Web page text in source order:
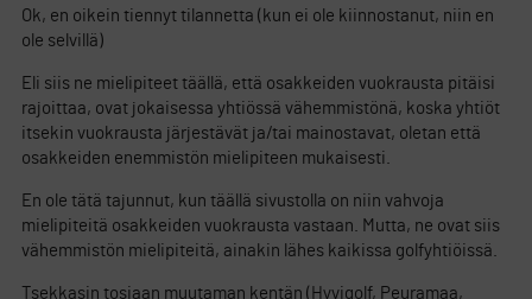
Ok, en oikein tiennyt tilannetta (kun ei ole kiinnostanut, niin en
ole selvillä)
Eli siis ne mielipiteet täällä, että osakkeiden vuokrausta pitäisi
rajoittaa, ovat jokaisessa yhtiössä vähemmistönä, koska yhtiöt
itsekin vuokrausta järjestävät ja/tai mainostavat, oletan että
osakkeiden enemmistön mielipiteen mukaisesti.
En ole tätä tajunnut, kun täällä sivustolla on niin vahvoja
mielipiteitä osakkeiden vuokrausta vastaan. Mutta, ne ovat siis
vähemmistön mielipiteitä, ainakin lähes kaikissa golfyhtiöissä.
Tsekkasin tosiaan muutaman kentän (Hyvigolf, Peuramaa,